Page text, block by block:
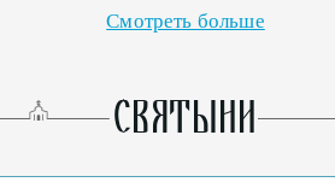
Смотреть больше
СВЯТЫНИ